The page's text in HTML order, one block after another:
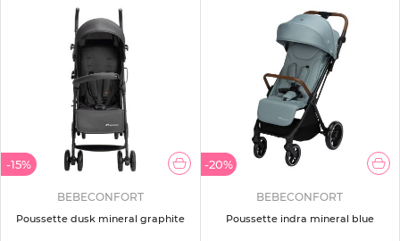
-15%
BEBECONFORT
Poussette dusk mineral graphite
-20%
BEBECONFORT
Poussette indra mineral blue